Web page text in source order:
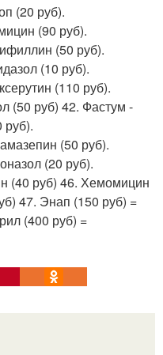
(20 руб).
(90 руб).
(50 руб).
(10 руб).
(110 руб).
(50 руб) 42. Фастум -
руб).
(50 руб).
(20 руб).
(40 руб) 46. Хемомицин
47. Энап (150 руб) =
(400 руб) =